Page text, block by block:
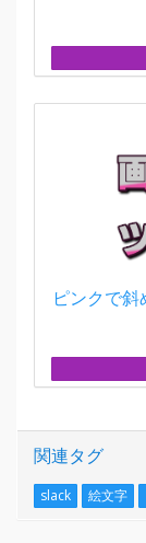
ピンクで
関連タグ
slack 絵文字